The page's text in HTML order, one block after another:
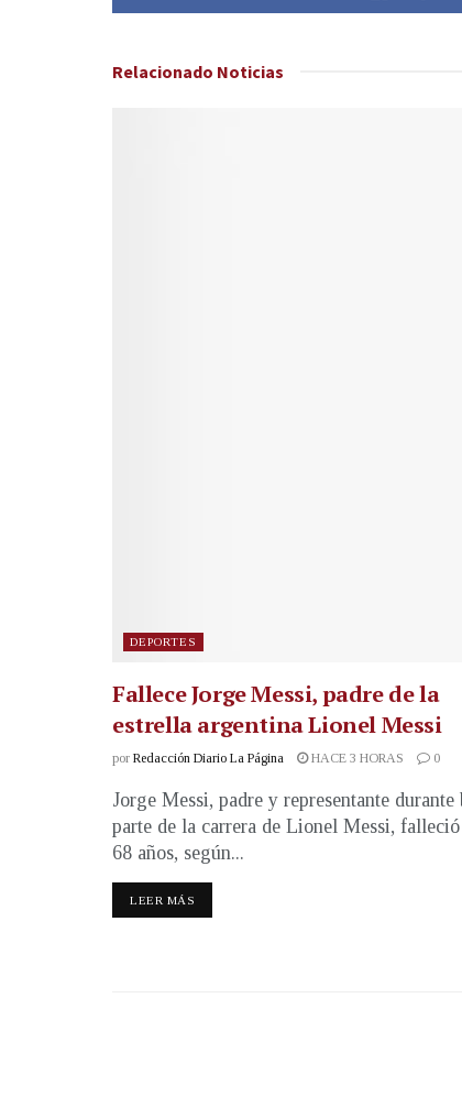
Relacionado Noticias
DEPORTES
Fallece Jorge Messi, padre de la
estrella argentina Lionel Messi
por Redacción Diario La Página HACE 3 HORAS 0
Jorge Messi, padre y representante durante
parte de la carrera de Lionel Messi,
68 años, según...
LEER MÁS